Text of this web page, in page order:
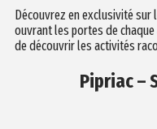
Découvrez en exclusivité sur
ouvrant les portes de chaque
de découvrir les activités
Pipriac –